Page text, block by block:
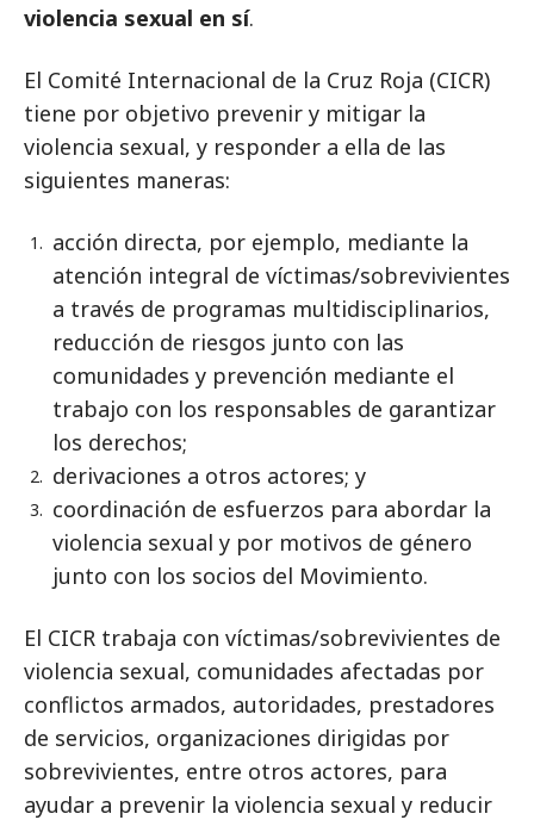
violencia sexual en sí.
El Comité Internacional de la Cruz Roja (CICR)
tiene por objetivo prevenir y mitigar la
violencia sexual, y responder a ella de las
siguientes maneras:
acción directa, por ejemplo, mediante la
atención integral de víctimas/sobrevivientes
a través de programas multidisciplinarios,
reducción de riesgos junto con las
comunidades y prevención mediante el
trabajo con los responsables de garantizar
los derechos;
derivaciones a otros actores; y
coordinación de esfuerzos para abordar la
violencia sexual y por motivos de género
junto con los socios del Movimiento.
El CICR trabaja con víctimas/sobrevivientes de
violencia sexual, comunidades afectadas por
conflictos armados, autoridades, prestadores
de servicios, organizaciones dirigidas por
sobrevivientes, entre otros actores, para
ayudar a prevenir la violencia sexual y reducir